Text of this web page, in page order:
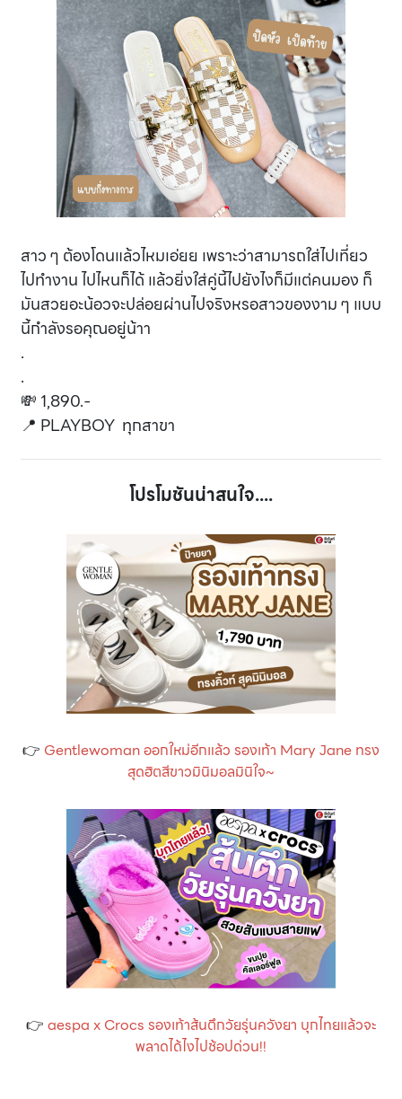
สาว ๆ ต้องโดนแล้วไหมเอ่ยย เพราะว่าสามารถใส่ไปเที่ยว
ไปทำงาน ไปไหนก็ได้ แล้วยิ่งใส่คู่นี้ไปยังไงก็มีแต่คนมอง ก็
มันสวยอะน้อวจะปล่อยผ่านไปจริงหรอสาวของงาม ๆ แบบ
นี้กำลังรอคุณอยู่น้าา
.
.
💸 1,890.-
📍 PLAYBOY ทุกสาขา
โปรโมชันน่าสนใจ....
👉 Gentlewoman ออกใหม่อีกแล้ว รองเท้า Mary Jane ทรง
สุดฮิตสีขาวมินิมอลมินิใจ~
👉 aespa x Crocs รองเท้าส้นตึกวัยรุ่นควังยา บุกไทยแล้วจะ
พลาดได้ไงไปช้อปด่วน!!